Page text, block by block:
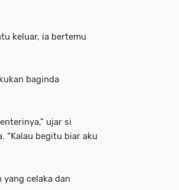
keluar, ia bertemu
baginda
ujar si
“Kalau begitu biar aku
celaka dan